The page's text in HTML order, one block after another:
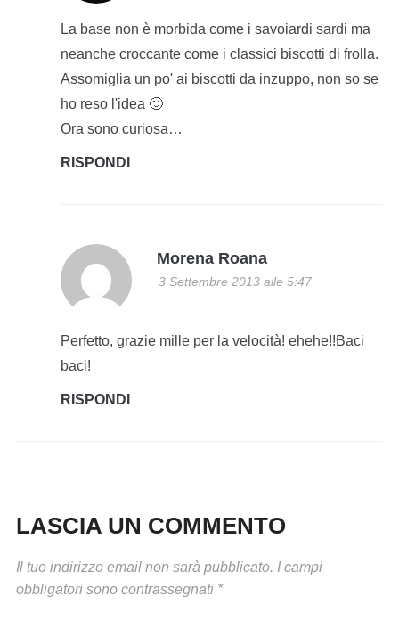
La base non è morbida come i savoiardi sardi ma
neanche croccante come i classici biscotti di frolla.
Assomiglia un po' ai biscotti da inzuppo, non so se
ho reso l'idea 🙂
Ora sono curiosa…
RISPONDI
Morena Roana
3 Settembre 2013 alle 5:47
Perfetto, grazie mille per la velocità! ehehe!!Baci
baci!
RISPONDI
LASCIA UN COMMENTO
Il tuo indirizzo email non sarà pubblicato. I campi
obbligatori sono contrassegnati *